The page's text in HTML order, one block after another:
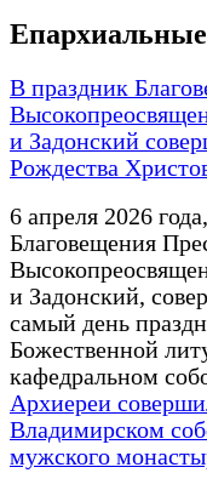
В праздник
и Задонский
Рождества
6 апреля 2026
Благовещения
и Задонский,
самый день
Божественной
кафедральном
Архиереи
Владимирском
мужского